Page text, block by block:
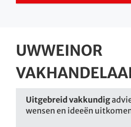
UWWEINOR
Uitgebreid vakkundig
wensen en ideeën